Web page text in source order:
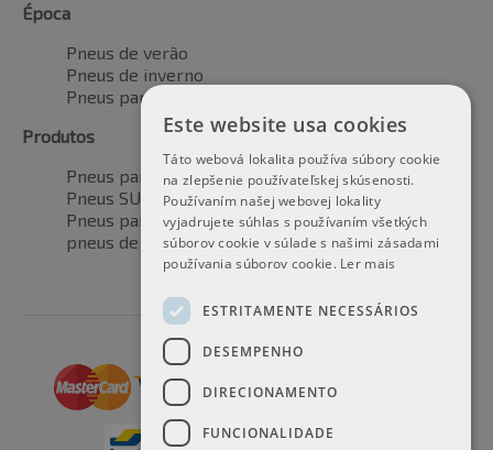
Época
Pneus de verão
Pneus de inverno
Pneus para todas as estações
Produtos
Pneus para automóveis
Pneus SUV / 4x4
Pneus para veículos de transporte
pneus de motocicleta
Este website usa cookies
Táto webová lokalita používa súbory cookie
na zlepšenie používateľskej skúsenosti.
Používaním našej webovej lokality
vyjadrujete súhlas s používaním všetkých
súborov cookie v súlade s našimi zásadami
používania súborov cookie. Ler mais
ESTRITAMENTE NECESSÁRIOS
DESEMPENHO
DIRECIONAMENTO
FUNCIONALIDADE